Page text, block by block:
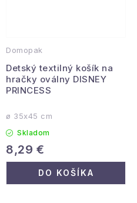
Domopak
Detský textilný košík na
hračky oválny DISNEY
PRINCESS
ø 35x45 cm
Skladom
8,29 €
DO KOŠÍKA